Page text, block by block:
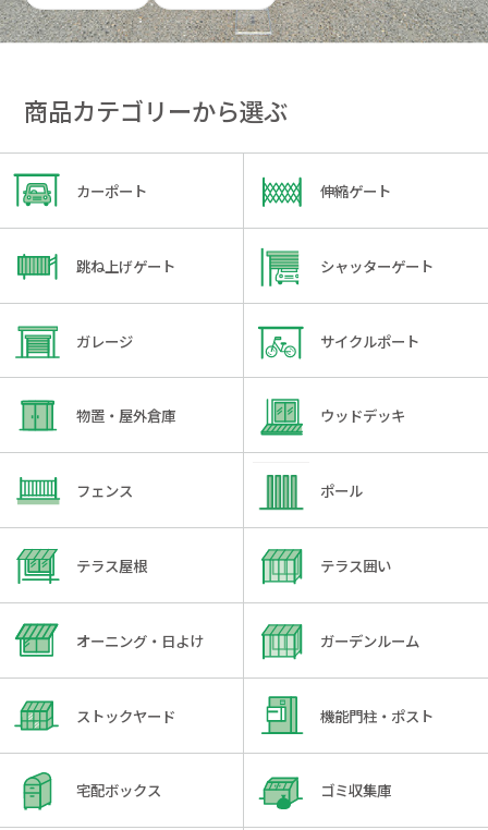
商品カテゴリーから選ぶ
カーポート 伸縮ゲート
跳ね上げゲート シャッターゲート
ガレージ サイクルポート
物置・屋外倉庫 ウッドデッキ
フェンス ポール
テラス屋根 テラス囲い
オーニング・日よけ ガーデンルーム
ストックヤード 機能門柱・ポスト
宅配ボックス ゴミ収集庫